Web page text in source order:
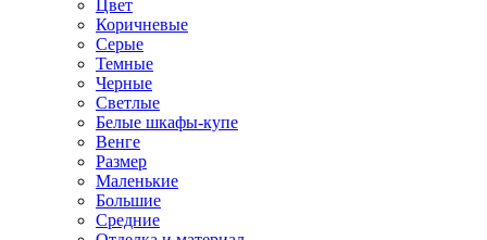
Цвет
Коричневые
Серые
Темные
Черные
Светлые
Белые шкафы-купе
Венге
Размер
Маленькие
Большие
Средние